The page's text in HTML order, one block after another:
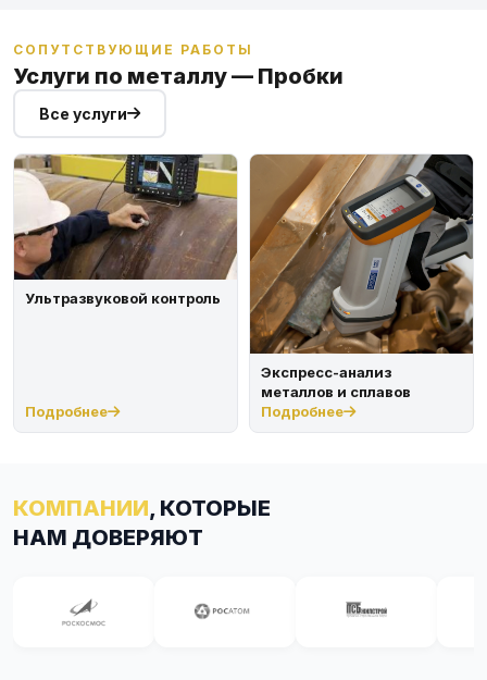
СОПУТСТВУЮЩИЕ РАБОТЫ
Услуги по металлу — Пробки
Все услуги
Ультразвуковой контроль
Подробнее
Экспресс-анализ
металлов и сплавов
Подробнее
КОМПАНИИ, КОТОРЫЕ
НАМ ДОВЕРЯЮТ